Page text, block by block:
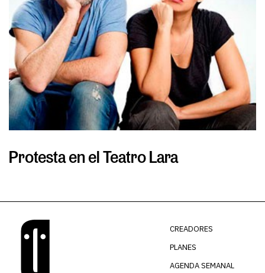
Protesta en el Teatro Lara
CREADORES
PLANES
AGENDA SEMANAL